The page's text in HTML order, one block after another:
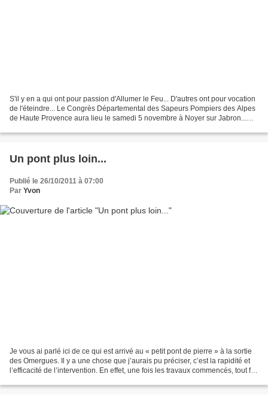
S'il y en a qui ont pour passion d'Allumer le Feu... D'autres ont pour vocation
de l'éteindre... Le Congrès Départemental des Sapeurs Pompiers des Alpes
de Haute Provence aura lieu le samedi 5 novembre à Noyer sur Jabron...
Un pont plus loin...
Publié le 26/10/2011 à 07:00
Par Yvon
Je vous ai parlé ici de ce qui est arrivé au « petit pont de pierre » à la sortie
des Omergues. Il y a une chose que j’aurais pu préciser, c’est la rapidité et
l’efficacité de l’intervention. En effet, une fois les travaux commencés, tout fut